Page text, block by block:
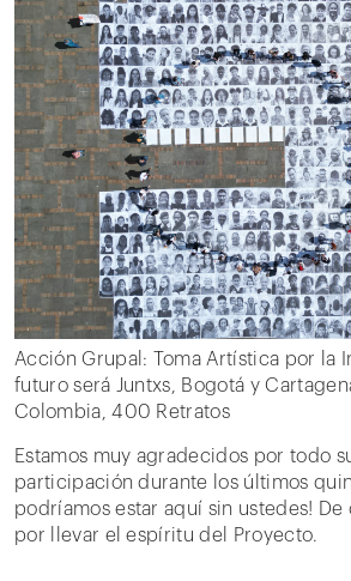
Acción Grupal: Toma Artística por la
futuro será Juntxs, Bogotá y
Colombia, 400 Retratos
Estamos muy agradecidos por todo
participación durante los últimos
podríamos estar aquí sin ustedes! De
por llevar el espíritu del Proyecto.